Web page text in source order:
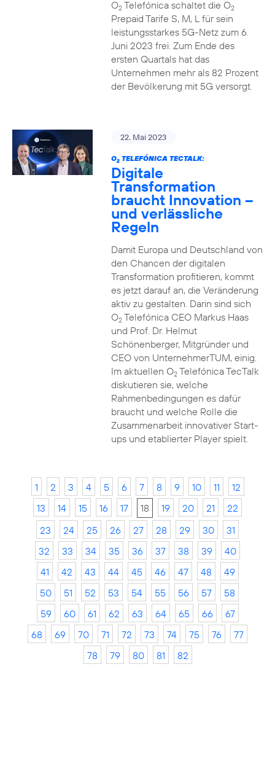
O2Telefónica schaltet die O2
Prepaid Tarife S, M, L für sein
leistungsstarkes 5G-Netz zum 6.
Juni 2023 frei. Zum Ende des
ersten Quartals hat das
Unternehmen mehr als 82 Prozent
der Bevölkerung mit 5G versorgt.
22. Mai 2023
O2TELEFÓNICA TECTALK:
Digitale
Transformation
braucht Innovation –
und verlässliche
Regeln
Damit Europa und Deutschland von
den Chancen der digitalen
Transformation profitieren, kommt
es jetzt darauf an, die Veränderung
aktiv zu gestalten. Darin sind sich
O2Telefónica CEO Markus Haas
und Prof. Dr. Helmut
Schönenberger, Mitgründer und
CEO von UnternehmerTUM, einig.
Im aktuellen O2Telefónica TecTalk
diskutieren sie, welche
Rahmenbedingungen es dafür
braucht und welche Rolle die
Zusammenarbeit innovativer Start-
ups und etablierter Player spielt.
1 2 3 4 5 6 7 8 9 10 11
12
13
14 15 16 17 18 19 20 21
22
23
24 25 26 27 28 29 30
31
32
33 34 35 36 37 38 39
40
41
42 43 44 45 46 47 48
49
50
51 52 53 54 55 56 57
58
59
60 61 62 63 64 65 66
67
68
69 70 71 72 73 74 75 76
77
78
79 80 81 82